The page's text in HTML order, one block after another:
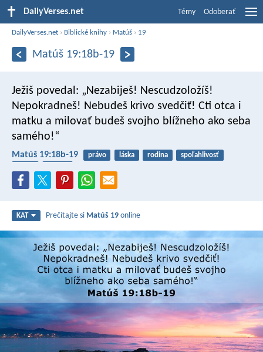
DailyVerses.net Témy Odoberať
DailyVerses.net › Biblické knihy › Matúš › 19
Matúš 19:18b-19
Ježiš povedal: „Nezabiješ! Nescudzoložíš!
Nepokradneš! Nebudeš krivo svedčiť! Cti otca i
matku a milovať budeš svojho blížneho ako seba
samého!“
Matúš 19:18b-19 právo láska rodina
spoľahlivosť
KAT Prečítajte si Matúš 19 online